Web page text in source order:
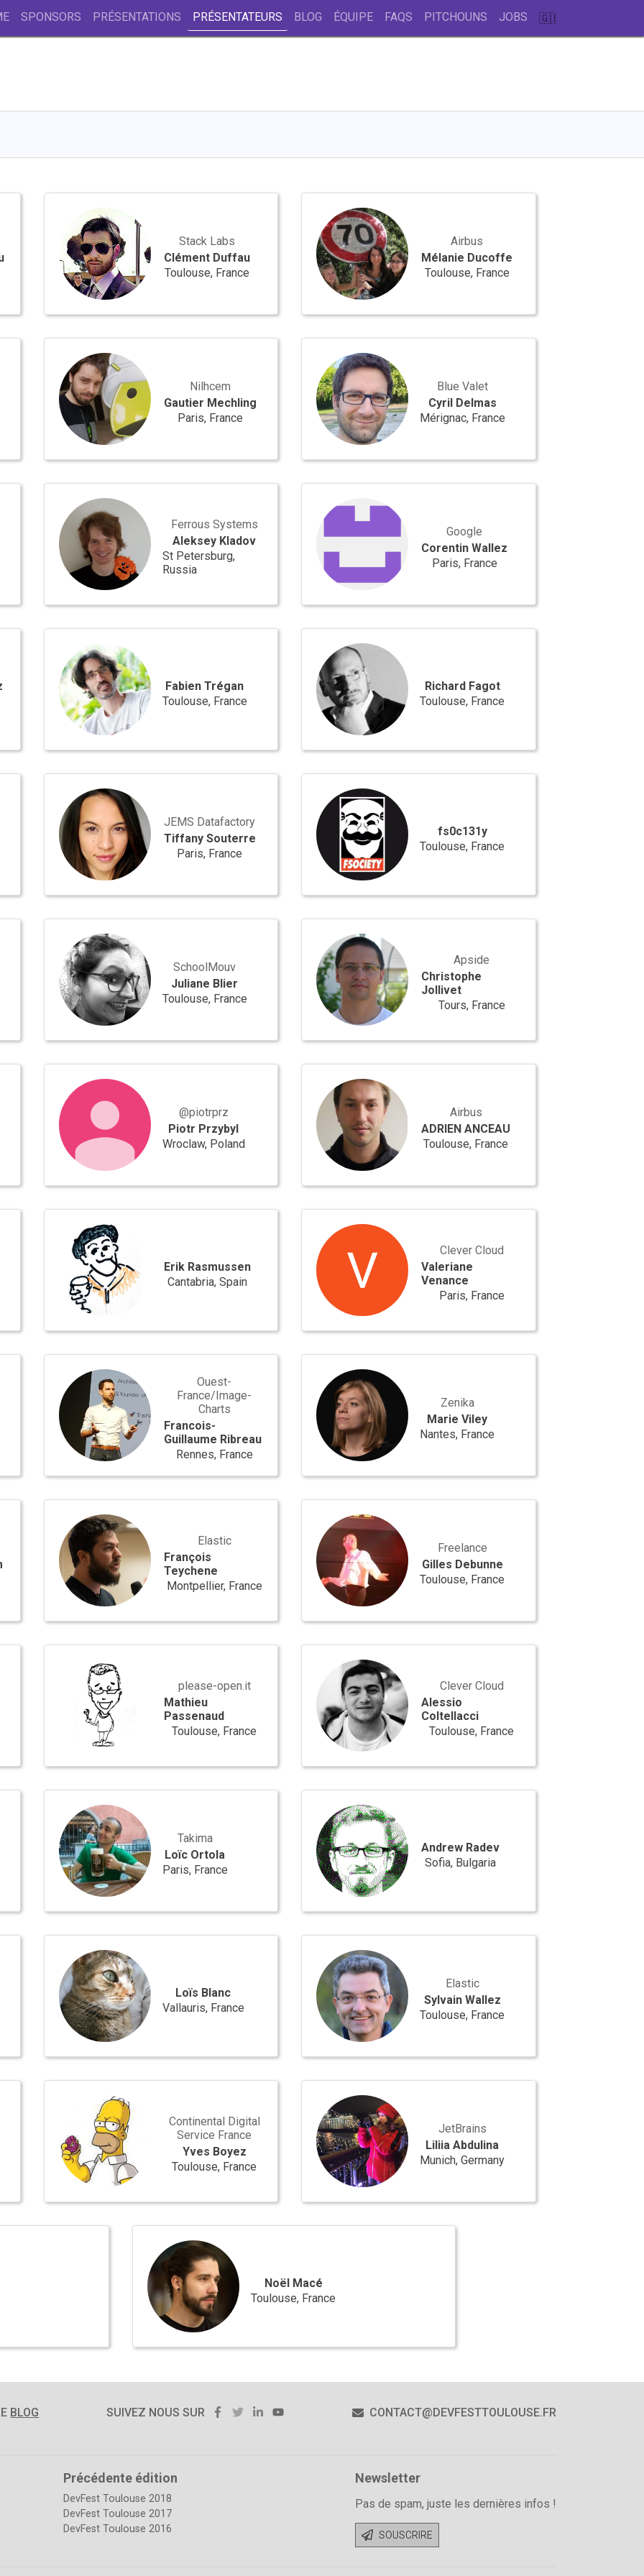
SPONSORS PRÉSENTATIONS PRÉSENTATEURS BLOG ÉQUIPE FAQS PITCHOUNS
JOBS
Stack Labs
Clément Duffau
Toulouse, France
Ducoffe
Airbus
Mélanie Ducoffe
Toulouse, France
Mechling
Nilhcem
Gautier Mechling
Paris, France
Delmas
Blue Valet
Cyril Delmas
Mérignac, France
Kladov
Ferrous Systems
Aleksey Kladov
St Petersburg,
Russia
Wallez
Google
Corentin Wallez
Paris, France
Fabien Trégan
Toulouse, France
Richard Fagot
Toulouse, France
Souterre
JEMS Datafactory
Tiffany Souterre
Paris, France
fs0c131y
Toulouse, France
SchoolMouv
Juliane Blier
Toulouse, France
Jollivet
Apside
Christophe
Jollivet
Tours, France
Przybyl
@piotrprz
Piotr Przybyl
Wroclaw, Poland
ANCEAU
Airbus
ADRIEN ANCEAU
Toulouse, France
Rasmussen
Erik Rasmussen
Cantabria, Spain
Venance
Clever Cloud
Valeriane
Venance
Paris, France
Guillaume
Ribreau
Ouest-
France/Image-
Charts
Francois-
Guillaume Ribreau
Rennes, France
Zenika
Marie Viley
Nantes, France
Teychene
Elastic
François
Teychene
Montpellier, France
Debunne
Freelance
Gilles Debunne
Toulouse, France
Passenaud
please-open.it
Mathieu
Passenaud
Toulouse, France
Coltellacci
Clever Cloud
Alessio
Coltellacci
Toulouse, France
Takima
Loïc Ortola
Paris, France
Andrew Radev
Sofia, Bulgaria
Loïs Blanc
Vallauris, France
Wallez
Elastic
Sylvain Wallez
Toulouse, France
Continental Digital
Service France
Yves Boyez
Toulouse, France
Abdulina
JetBrains
Liliia Abdulina
Munich, Germany
Noël Macé
Toulouse, France
BLOG SUIVEZ NOUS SUR FACEBOOK
TWITTERLINKEDIN CONTACT@DEVFESTTOULOUSE.FR
Précédente édition
DevFest Toulouse 2018
DevFest Toulouse 2017
DevFest Toulouse 2016
Newsletter
Pas de spam, juste les dernières infos !
SOUSCRIRE